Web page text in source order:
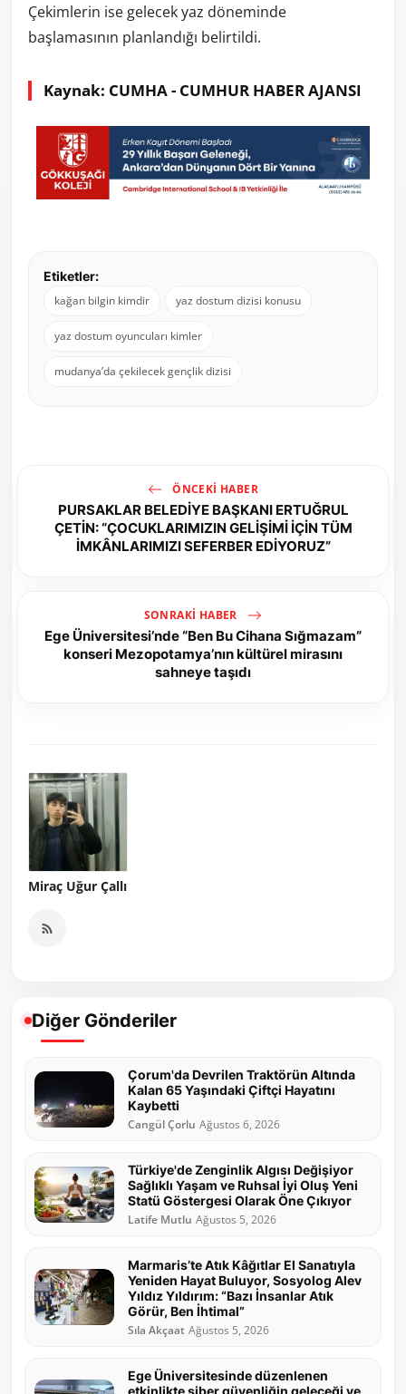
Çekimlerin ise gelecek yaz döneminde
başlamasının planlandığı belirtildi.
Kaynak: CUMHA - CUMHUR HABER AJANSI
Etiketler:
kağan bilgin kimdir
yaz dostum dizisi konusu
yaz dostum oyuncuları kimler
mudanya’da çekilecek gençlik dizisi
ÖNCEKI HABER
PURSAKLAR BELEDİYE BAŞKANI ERTUĞRUL
ÇETİN: “ÇOCUKLARIMIZIN GELİŞİMİ İÇİN TÜM
İMKÂNLARIMIZI SEFERBER EDİYORUZ”
SONRAKI HABER
Ege Üniversitesi’nde “Ben Bu Cihana Sığmazam”
konseri Mezopotamya’nın kültürel mirasını
sahneye taşıdı
Miraç Uğur Çallı
Diğer Gönderiler
Çorum'da Devrilen Traktörün Altında
Kalan 65 Yaşındaki Çiftçi Hayatını
Kaybetti
Cangül Çorlu Ağustos 6, 2026
Türkiye'de Zenginlik Algısı Değişiyor
Sağlıklı Yaşam ve Ruhsal İyi Oluş Yeni
Statü Göstergesi Olarak Öne Çıkıyor
Latife Mutlu Ağustos 5, 2026
Marmaris’te Atık Kâğıtlar El Sanatıyla
Yeniden Hayat Buluyor, Sosyolog Alev
Yıldız Yıldırım: “Bazı İnsanlar Atık
Görür, Ben İhtimal”
Sıla Akçaat Ağustos 5, 2026
Ege Üniversitesinde düzenlenen